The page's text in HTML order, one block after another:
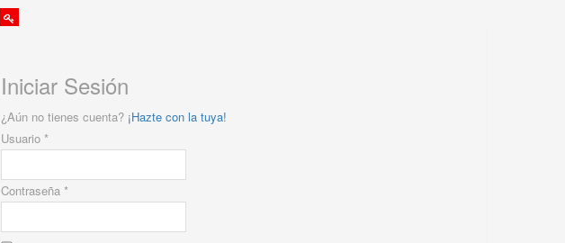
Iniciar Sesión
¿Aún no tienes cuenta? ¡Hazte con la tuya!
Usuario *
Contraseña *